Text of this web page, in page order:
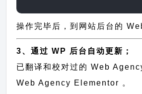
操作完毕后，到网站后台的
3、通过 WP 后台自动更新；
已翻译和校对过的 Web
Web Agency Elementor 。